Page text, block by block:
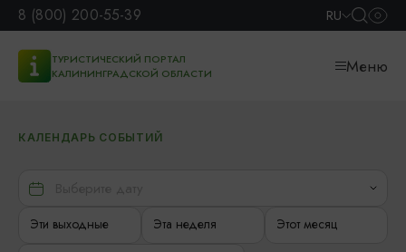
8 (800) 200-55-39 RU
ТУРИСТИЧЕСКИЙ ПОРТАЛ
КАЛИНИНГРАДСКОЙ ОБЛАСТИ
Меню
КАЛЕНДАРЬ СОБЫТИЙ
Эти выходные Эта неделя Этот месяц